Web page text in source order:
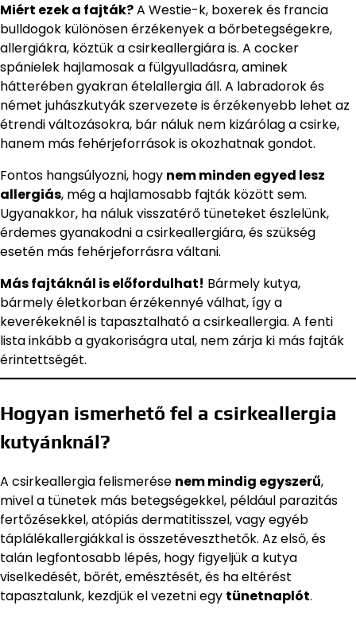
Miért ezek a fajták?A Westie-k, boxerek és francia
bulldogok különösen érzékenyek a bőrbetegségekre,
allergiákra, köztük a csirkeallergiára is. A cocker
spánielek hajlamosak a fülgyulladásra, aminek
hátterében gyakran ételallergia áll. A labradorok és
német juhászkutyák szervezete is érzékenyebb lehet az
étrendi változásokra, bár náluk nem kizárólag a csirke,
hanem más fehérjeforrások is okozhatnak gondot.
Fontos hangsúlyozni, hogy nem minden egyed lesz
allergiás, még a hajlamosabb fajták között sem.
Ugyanakkor, ha náluk visszatérő tüneteket észlelünk,
érdemes gyanakodni a csirkeallergiára, és szükség
esetén más fehérjeforrásra váltani.
Más fajtáknál is előfordulhat! Bármely kutya,
bármely életkorban érzékennyé válhat, így a
keverékeknél is tapasztalható a csirkeallergia. A fenti
lista inkább a gyakoriságra utal, nem zárja ki más fajták
érintettségét.
Hogyan ismerhető fel a csirkeallergia
kutyánknál?
A csirkeallergia felismerése nem mindig egyszerű,
mivel a tünetek más betegségekkel, például parazitás
fertőzésekkel, atópiás dermatitisszel, vagy egyéb
táplálékallergiákkal is összetéveszthetők. Az első, és
talán legfontosabb lépés, hogy figyeljük a kutya
viselkedését, bőrét, emésztését, és ha eltérést
tapasztalunk, kezdjük el vezetni egy tünetnaplót.